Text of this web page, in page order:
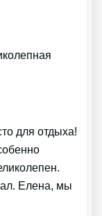
для отдыха!
Елена, мы